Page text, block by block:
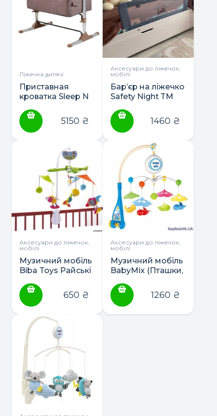
Ліжечка дитячі
Приставная
кроватка Sleep N
5150 ₴
Аксесуари до ліжечок,
мобілі
Бар’єр на ліжечко
Safety Night ТМ
1460 ₴
Аксесуари до ліжечок,
мобілі
Музичний мобіль
Biba Toys Райські
650 ₴
Аксесуари до ліжечок,
мобілі
Музичний мобіль
BabyMix (Пташки,
Конячки)
1260 ₴